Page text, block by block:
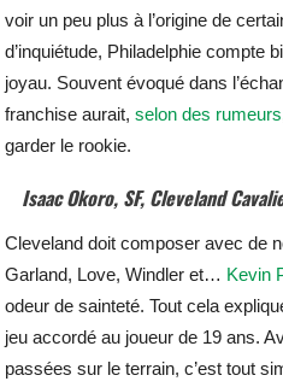
voir un peu plus à l’origine de
d’inquiétude, Philadelphie compte
joyau. Souvent évoqué dans
franchise aurait,selon des rumeurs
garder le rookie.
Isaac Okoro, SF, Cleveland
Cleveland doit composer avec de
Garland, Love, Windler et… Kevin
odeur de sainteté. Tout cela
jeu accordé au joueur de 19 ans.
passées sur le terrain, c’est tout